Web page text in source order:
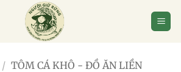
/ TÔM CÁ KHÔ - ĐỒ ĂN LIỀN